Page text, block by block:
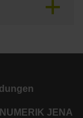
NUMERIK JENA